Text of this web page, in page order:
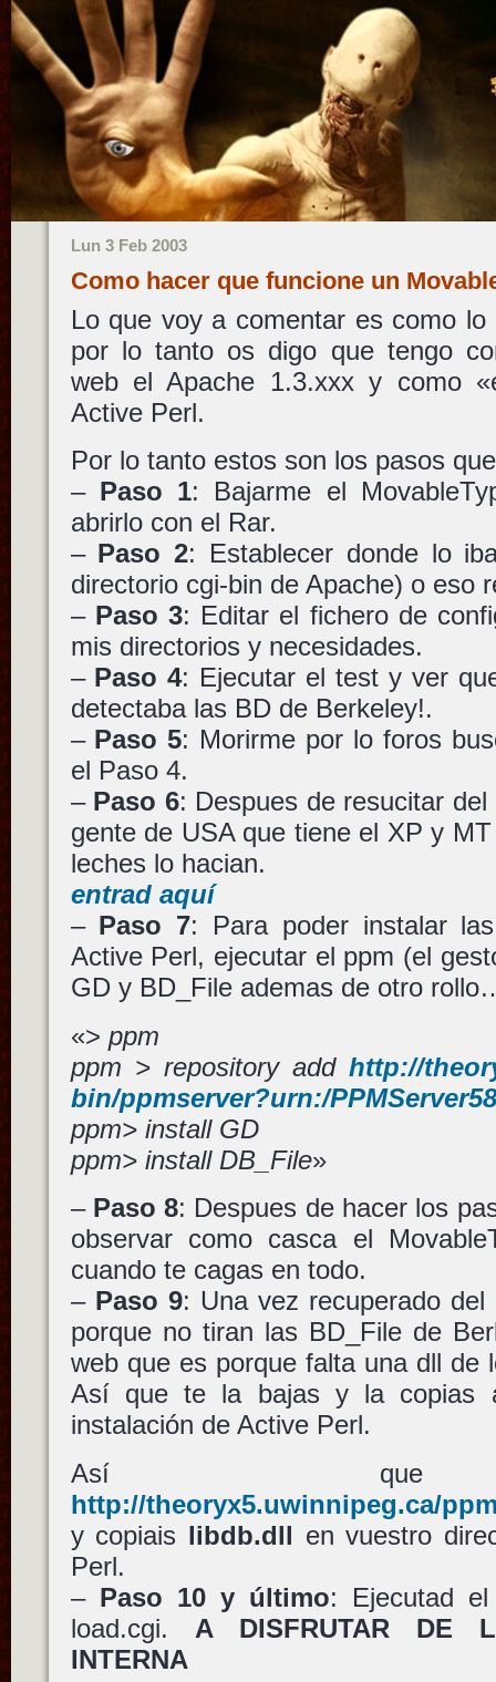
Lun 3 Feb 2003
Como hacer que funcione un
Lo que voy a comentar es como
por lo tanto os digo que tengo
web el Apache 1.3.xxx y como
Active Perl.
Por lo tanto estos son los pasos
– Paso 1: Bajarme el
abrirlo con el Rar.
– Paso 2: Establecer donde lo
directorio cgi-bin de Apache) o eso
– Paso 3: Editar el fichero de
mis directorios y necesidades.
– Paso 4: Ejecutar el test y ver
detectaba las BD de Berkeley!.
– Paso 5: Morirme por lo foros
el Paso 4.
– Paso 6: Despues de resucitar
gente de USA que tiene el XP y
leches lo hacian.
entrad aquí
– Paso 7: Para poder instalar
Active Perl, ejecutar el ppm (el
GD y BD_File ademas de otro
«> ppm
ppm > repository add http://
bin/ppmserver?urn:/PPMServer58
ppm> install GD
ppm> install DB_File»
–Paso 8: Despues de hacer los
observar como casca el
cuando te cagas en todo.
– Paso 9: Una vez recuperado del
porque no tiran las BD_File de
web que es porque falta una dll de
Así que te la bajas y la copias
instalación de Active Perl.
Así que
http://theoryx5.uwinnipeg.ca/
y copiais libdb.dll en vuestro
Perl.
–Paso 10 y último: Ejecutad
load.cgi. A DISFRUTAR DE
INTERNA